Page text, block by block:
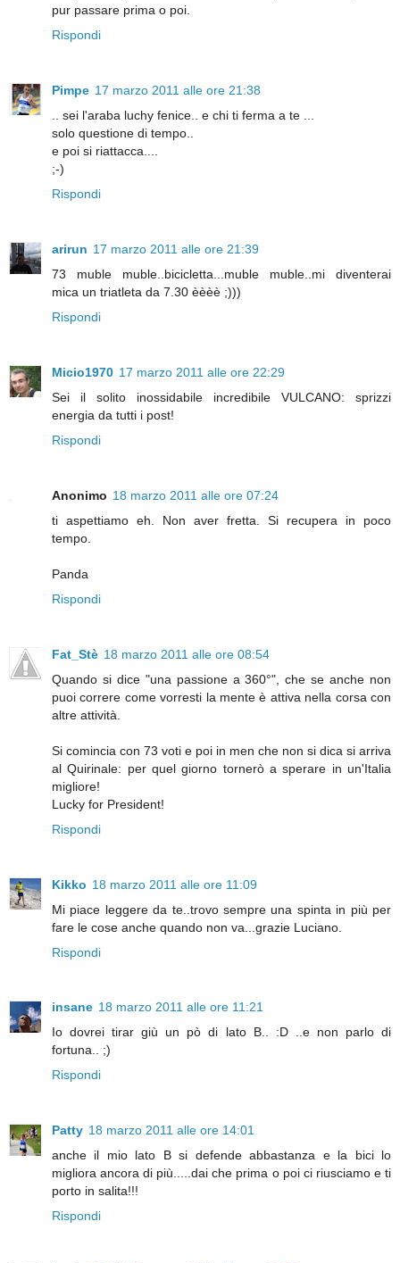
pur passare prima o poi.
Rispondi
Pimpe 17 marzo 2011 alle ore 21:38
.. sei l'araba luchy fenice.. e chi ti ferma a te ...
solo questione di tempo..
e poi si riattacca....
;-)
Rispondi
arirun 17 marzo 2011 alle ore 21:39
73 muble muble..bicicletta...muble muble..mi diventerai
mica un triatleta da 7.30 èèèè ;)))
Rispondi
Micio1970 17 marzo 2011 alle ore 22:29
Sei il solito inossidabile incredibile VULCANO: sprizzi
energia da tutti i post!
Rispondi
Anonimo 18 marzo 2011 alle ore 07:24
ti aspettiamo eh. Non aver fretta. Si recupera in poco
tempo.
Panda
Rispondi
Fat_Stè 18 marzo 2011 alle ore 08:54
Quando si dice "una passione a 360°", che se anche non
puoi correre come vorresti la mente è attiva nella corsa con
altre attività.
Si comincia con 73 voti e poi in men che non si dica si arriva
al Quirinale: per quel giorno tornerò a sperare in un'Italia
migliore!
Lucky for President!
Rispondi
Kikko 18 marzo 2011 alle ore 11:09
Mi piace leggere da te..trovo sempre una spinta in più per
fare le cose anche quando non va...grazie Luciano.
Rispondi
insane 18 marzo 2011 alle ore 11:21
Io dovrei tirar giù un pò di lato B.. :D ..e non parlo di
fortuna.. ;)
Rispondi
Patty 18 marzo 2011 alle ore 14:01
anche il mio lato B si defende abbastanza e la bici lo
migliora ancora di più.....dai che prima o poi ci riusciamo e ti
porto in salita!!!
Rispondi